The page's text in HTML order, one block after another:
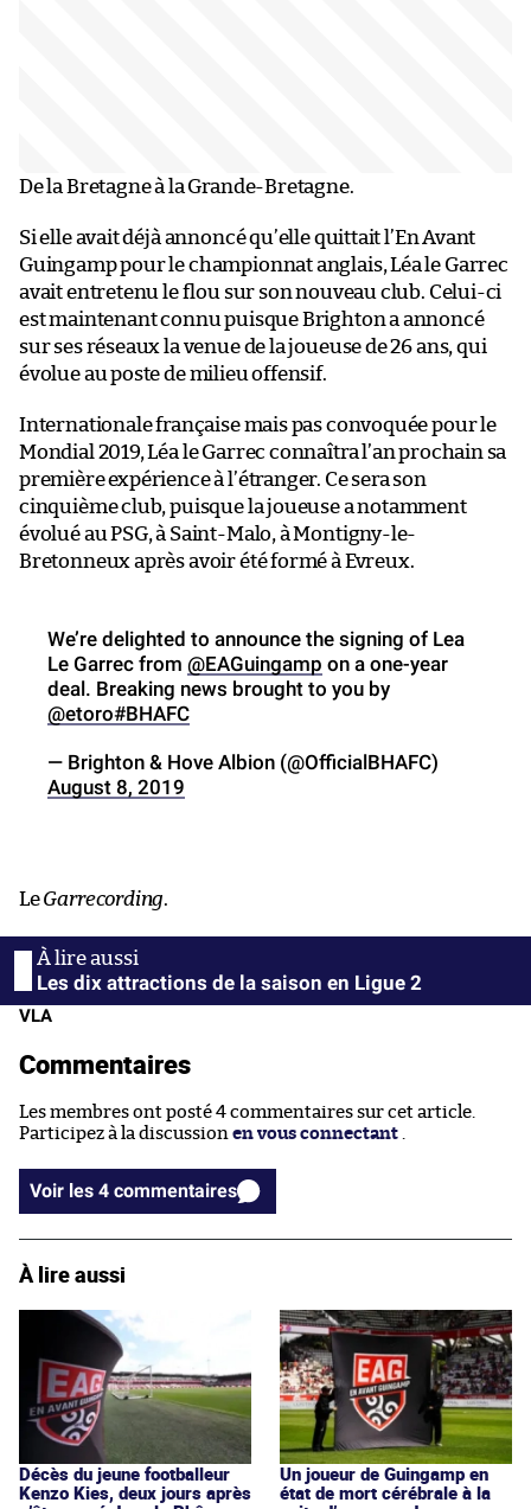
De la Bretagne à la Grande-Bretagne.
Si elle avait déjà annoncé qu’elle quittait l’En Avant
Guingamp pour le championnat anglais, Léa le Garrec
avait entretenu le flou sur son nouveau club. Celui-ci
est maintenant connu puisque Brighton a annoncé
sur ses réseaux la venue de la joueuse de 26 ans, qui
évolue au poste de milieu offensif.
Internationale française mais pas convoquée pour le
Mondial 2019, Léa le Garrec connaîtra l’an prochain sa
première expérience à l’étranger. Ce sera son
cinquième club, puisque la joueuse a notamment
évolué au PSG, à Saint-Malo, à Montigny-le-
Bretonneux après avoir été formé à Evreux.
We’re delighted to announce the signing of Lea
Le Garrec from @EAGuingamp on a one-year
deal. Breaking news brought to you by
@etoro#BHAFC
— Brighton & Hove Albion (@OfficialBHAFC)
August 8, 2019
LeGarrecording.
Les dix attractions de la saison en Ligue 2
VLA
Commentaires
Les membres ont posté 4 commentaires sur cet article.
Participez à la discussion en vous connectant
Voir les 4 commentaires
À lire aussi
Décès du jeune footballeur
Kenzo Kies, deux jours après
Un joueur de Guingamp en
état de mort cérébrale à la